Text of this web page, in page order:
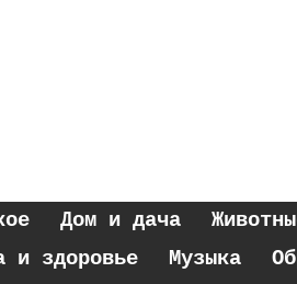
Дом и дача
и здоровье Музыка